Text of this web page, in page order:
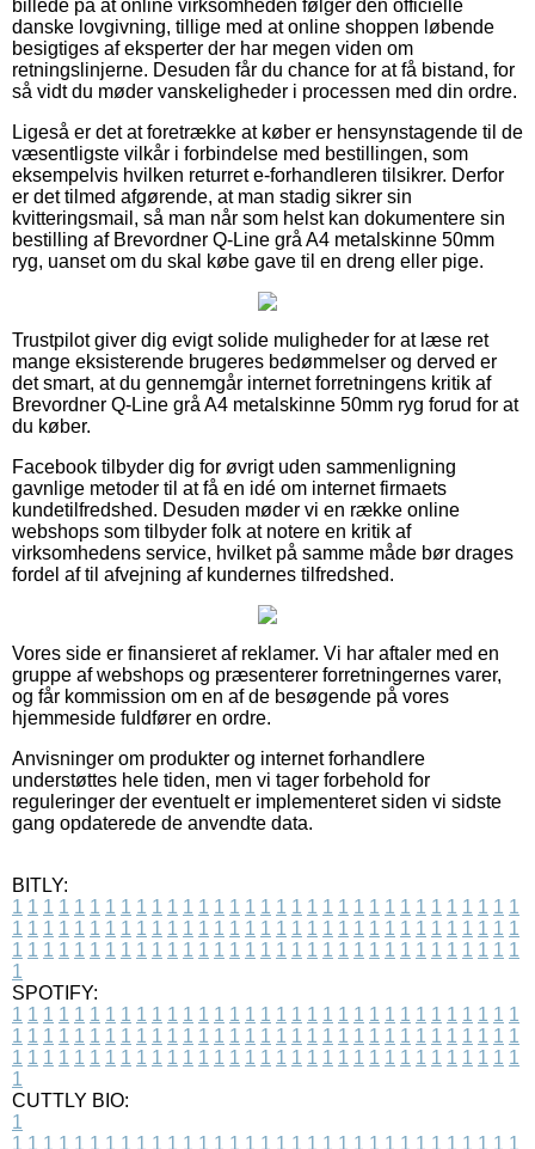
billede på at online virksomheden følger den officielle
danske lovgivning, tillige med at online shoppen løbende
besigtiges af eksperter der har megen viden om
retningslinjerne. Desuden får du chance for at få bistand, for
så vidt du møder vanskeligheder i processen med din ordre.
Ligeså er det at foretrække at køber er hensynstagende til de
væsentligste vilkår i forbindelse med bestillingen, som
eksempelvis hvilken returret e-forhandleren tilsikrer. Derfor
er det tilmed afgørende, at man stadig sikrer sin
kvitteringsmail, så man når som helst kan dokumentere sin
bestilling af Brevordner Q-Line grå A4 metalskinne 50mm
ryg, uanset om du skal købe gave til en dreng eller pige.
Trustpilot giver dig evigt solide muligheder for at læse ret
mange eksisterende brugeres bedømmelser og derved er
det smart, at du gennemgår internet forretningens kritik af
Brevordner Q-Line grå A4 metalskinne 50mm ryg forud for at
du køber.
Facebook tilbyder dig for øvrigt uden sammenligning
gavnlige metoder til at få en idé om internet firmaets
kundetilfredshed. Desuden møder vi en række online
webshops som tilbyder folk at notere en kritik af
virksomhedens service, hvilket på samme måde bør drages
fordel af til afvejning af kundernes tilfredshed.
Vores side er finansieret af reklamer. Vi har aftaler med en
gruppe af webshops og præsenterer forretningernes varer,
og får kommission om en af de besøgende på vores
hjemmeside fuldfører en ordre.
Anvisninger om produkter og internet forhandlere
understøttes hele tiden, men vi tager forbehold for
reguleringer der eventuelt er implementeret siden vi sidste
gang opdaterede de anvendte data.
BITLY:
1 1 1 1 1 1 1 1 1 1 1 1 1 1 1 1 1 1 1 1 1 1 1 1 1 1 1 1 1 1 1 1 1
1 1 1 1 1 1 1 1 1 1 1 1 1 1 1 1 1 1 1 1 1 1 1 1 1 1 1 1 1 1 1 1 1
1 1 1 1 1 1 1 1 1 1 1 1 1 1 1 1 1 1 1 1 1 1 1 1 1 1 1 1 1 1 1 1 1
1
SPOTIFY:
1 1 1 1 1 1 1 1 1 1 1 1 1 1 1 1 1 1 1 1 1 1 1 1 1 1 1 1 1 1 1 1 1
1 1 1 1 1 1 1 1 1 1 1 1 1 1 1 1 1 1 1 1 1 1 1 1 1 1 1 1 1 1 1 1 1
1 1 1 1 1 1 1 1 1 1 1 1 1 1 1 1 1 1 1 1 1 1 1 1 1 1 1 1 1 1 1 1 1
1
CUTTLY BIO:
1
1 1 1 1 1 1 1 1 1 1 1 1 1 1 1 1 1 1 1 1 1 1 1 1 1 1 1 1 1 1 1 1 1